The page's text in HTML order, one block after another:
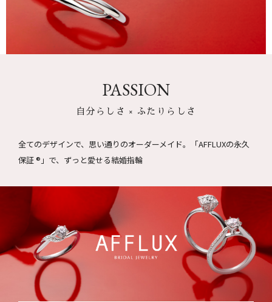
PASSION
自分らしさ × ふたりらしさ
全てのデザインで、思い通りのオーダーメイド。
「AFFLUXの永久
保証 ®」で、ずっと愛せる結婚指輪